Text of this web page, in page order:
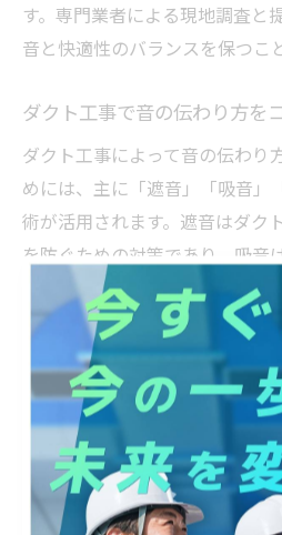
す。専門業者による現地調査と
音と快適性のバランスを保つこ
ダクト工事で音の伝わり方を
ダクト工事によって音の伝わり
めには、主に「遮音」「吸音」
術が活用されます。遮音はダク
を防ぐための対策であり、吸音
させる工夫です。防振は振動
ため、支持部分にゴムパッド
具体的な方法としては、防音材
に施工し、必要に応じてサイレ
置します。また、ダクトの経路
することで、音の直進を防ぎ